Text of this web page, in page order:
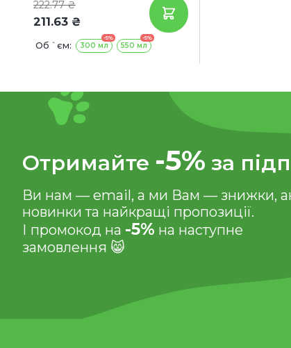
222.77 ₴
211.63 ₴
Об `єм:
-5%
300 мл
-5%
550 мл
Отримайте -5% за
Ви нам — email, а ми Вам — знижки,
новинки та найкращі пропозиції.
І промокод на -5% на наступне
замовлення 😸